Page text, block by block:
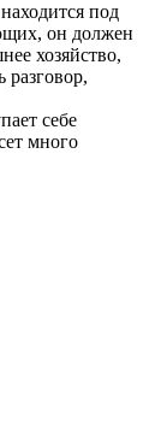
под
он должен
хозяйство,
себе
много